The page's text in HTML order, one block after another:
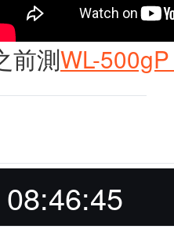
前測WL-